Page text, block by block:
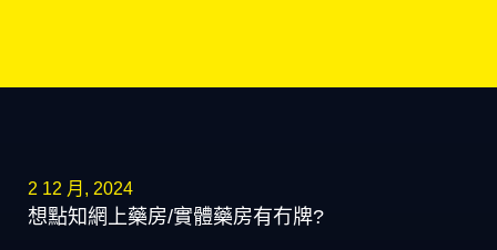
2 12 月, 2024
想點知網上藥房/實體藥房有冇牌?